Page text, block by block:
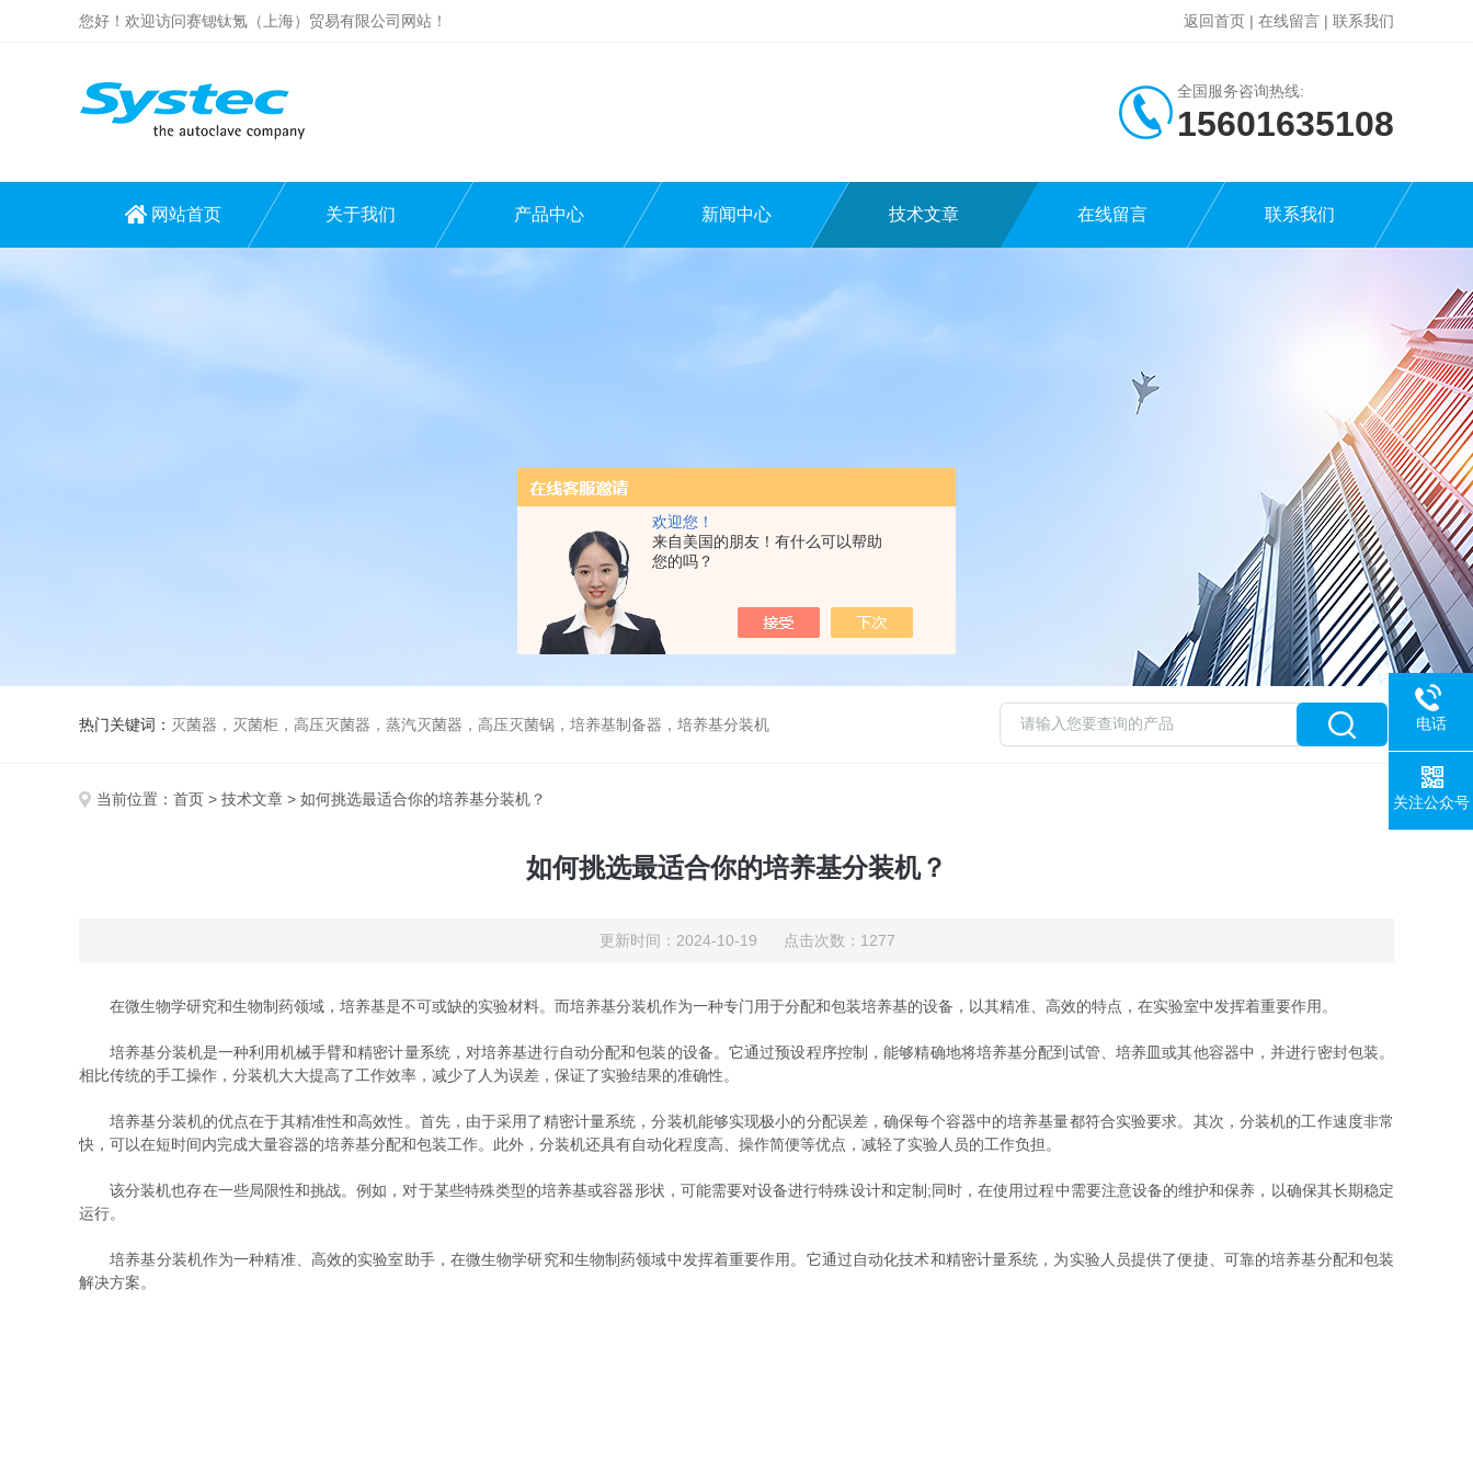
欢迎您！
来自美国的朋友！有什么可以帮助
您的吗？
您好！欢迎访问赛锶钛氪（上海）贸易有限公司网站！ 返回首页 | 在线留言 | 联系我们
全国服务咨询热线:
15601635108
网站首页 关于我们 产品中心 新闻中心 技术文章 在线留言 联系我们
热门关键词： 灭菌器，灭菌柜，高压灭菌器，蒸汽灭菌器，高压灭菌锅，培养基制备器，培养基分装机
当前位置： 首页 > 技术文章 > 如何挑选最适合你的培养基分装机？
如何挑选最适合你的培养基分装机？
更新时间：2024-10-19 点击次数：1277
在微生物学研究和生物制药领域，培养基是不可或缺的实验材料。而培养基分装机作为一种专门用于分配和包装培养基的设备，以其精准、高效的特点，在实验室中发挥着重要作用。
培养基分装机是一种利用机械手臂和精密计量系统，对培养基进行自动分配和包装的设备。它通过预设程序控制，能够精确地将培养基分配到试管、培养皿或其他容器中，并进行密封包装。
相比传统的手工操作，分装机大大提高了工作效率，减少了人为误差，保证了实验结果的准确性。
培养基分装机的优点在于其精准性和高效性。首先，由于采用了精密计量系统，分装机能够实现极小的分配误差，确保每个容器中的培养基量都符合实验要求。其次，分装机的工作速度非常
快，可以在短时间内完成大量容器的培养基分配和包装工作。此外，分装机还具有自动化程度高、操作简便等优点，减轻了实验人员的工作负担。
该分装机也存在一些局限性和挑战。例如，对于某些特殊类型的培养基或容器形状，可能需要对设备进行特殊设计和定制;同时，在使用过程中需要注意设备的维护和保养，以确保其长期稳定
运行。
培养基分装机作为一种精准、高效的实验室助手，在微生物学研究和生物制药领域中发挥着重要作用。它通过自动化技术和精密计量系统，为实验人员提供了便捷、可靠的培养基分配和包装
解决方案。
电话
关注公众号